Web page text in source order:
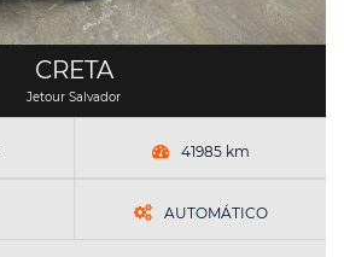
CRETA
Jetour Salvador
41985 km
AUTOMÁTICO